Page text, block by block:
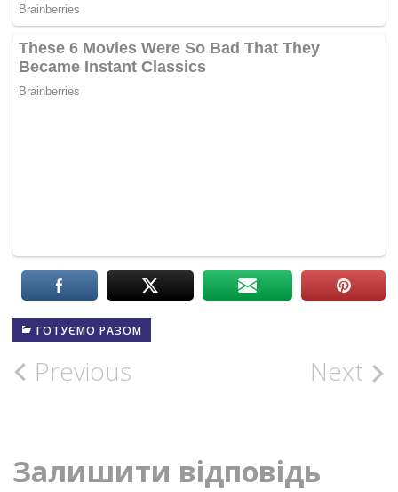
ГОТУЄМО РАЗОМ
Post
Previous Next
Залишити відповідь